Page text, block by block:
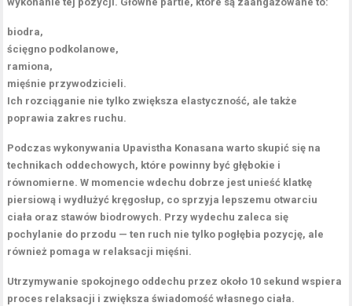
biodra,
ścięgno podkolanowe,
ramiona,
mięśnie przywodzicieli.
Ich rozciąganie nie tylko zwiększa elastyczność, ale także
poprawia zakres ruchu.
Podczas wykonywania Upavistha Konasana warto skupić się na
technikach oddechowych, które powinny być głębokie i
równomierne. W momencie wdechu dobrze jest unieść klatkę
piersiową i wydłużyć kręgosłup, co sprzyja lepszemu otwarciu
ciała oraz stawów biodrowych. Przy wydechu zaleca się
pochylanie do przodu —ten ruch nie tylko pogłębia pozycję, ale
również pomaga w relaksacji mięśni.
Utrzymywanie spokojnego oddechu przez około 10 sekund wspiera
proces relaksacji i zwiększa świadomość własnego ciała.